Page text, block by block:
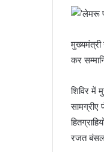
मुख्यमंत्री
कर
शिविर में
सामग्रीए
रजत बंसल